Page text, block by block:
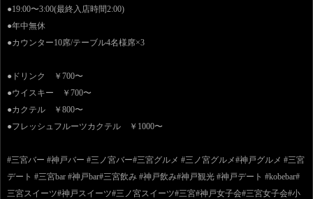
●19:00〜3:00(最終入店時間2:00)
●年中無休
●カウンター10席/テーブル4名様席×3
●ドリンク ￥700〜
●ウイスキー ￥700〜
●カクテル ￥800〜
●フレッシュフルーツカクテル ￥1000〜
#三宮バー #神戸バー #三ノ宮バー#三宮グルメ #三ノ宮グルメ#神戸グルメ #三宮
デート #三宮bar #神戸bar#三宮飲み #神戸飲み#神戸観光 #神戸デート #kobebar#
三宮スイーツ#神戸スイーツ#三ノ宮スイーツ#三宮#神戸女子会#三宮女子会#小